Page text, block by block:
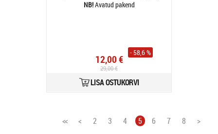
Avatud pakend
12,00 €
- 58,6 %
29,00 €
LISA OSTUKORVI
<< < 2 3 4 5 6 7 8 >